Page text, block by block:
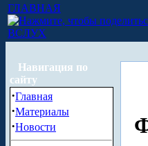
ГЛАВНАЯ
ВСЛУХ
Навигация по
сайту
·Главная
·Материалы
·Новости